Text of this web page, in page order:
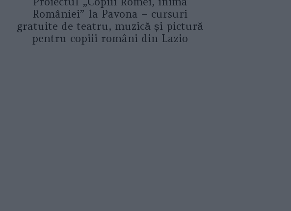
României” la Pavona – cursuri
gratuite de teatru, muzică și pictură
pentru copiii români din Lazio